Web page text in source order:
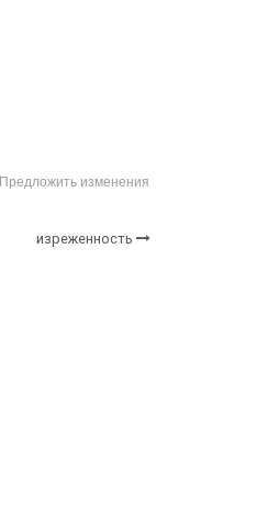
Предложить изменения
изреженность